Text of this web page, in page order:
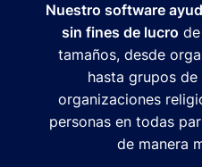
Nuestro software
sin fines de lucro
tamaños, desde
hasta grupos
organizaciones
personas en todas
de manera